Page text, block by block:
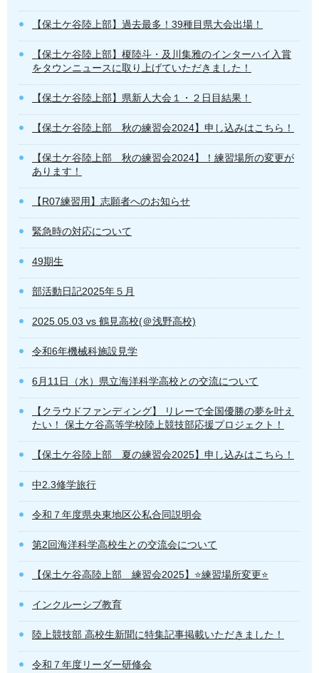
【保土ケ谷陸上部】過去最多！39種目県大会出場！
【保土ケ谷陸上部】榎陸斗・及川集雅のインターハイ入賞
をタウンニュースに取り上げていただきました！
【保土ケ谷陸上部】県新人大会１・２日目結果！
【保土ケ谷陸上部 秋の練習会2024】申し込みはこちら！
【保土ケ谷陸上部 秋の練習会2024】！練習場所の変更が
あります！
【R07練習用】志願者へのお知らせ
緊急時の対応について
49期生
部活動日記2025年５月
2025.05.03 vs 鶴見高校(＠浅野高校)
令和6年機械科施設見学
6月11日（水）県立海洋科学高校との交流について
【クラウドファンディング】 リレーで全国優勝の夢を叶え
たい！ 保土ケ谷高等学校陸上競技部応援プロジェクト！
【保土ケ谷陸上部 夏の練習会2025】申し込みはこちら！
中2.3修学旅行
令和７年度県央東地区公私合同説明会
第2回海洋科学高校生との交流会について
【保土ケ谷高陸上部 練習会2025】⭐️練習場所変更⭐️
インクルーシブ教育
陸上競技部 高校生新聞に特集記事掲載いただきました！
令和７年度リーダー研修会